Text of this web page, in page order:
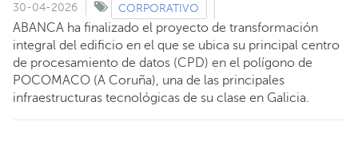
30-04-2026 CORPORATIVO
ABANCA ha finalizado el proyecto de transformación
integral del edificio en el que se ubica su principal centro
de procesamiento de datos (CPD) en el polígono de
POCOMACO (A Coruña), una de las principales
infraestructuras tecnológicas de su clase en Galicia.